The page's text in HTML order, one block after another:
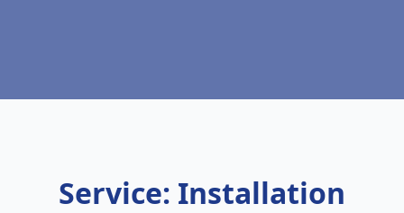
Service: Installation